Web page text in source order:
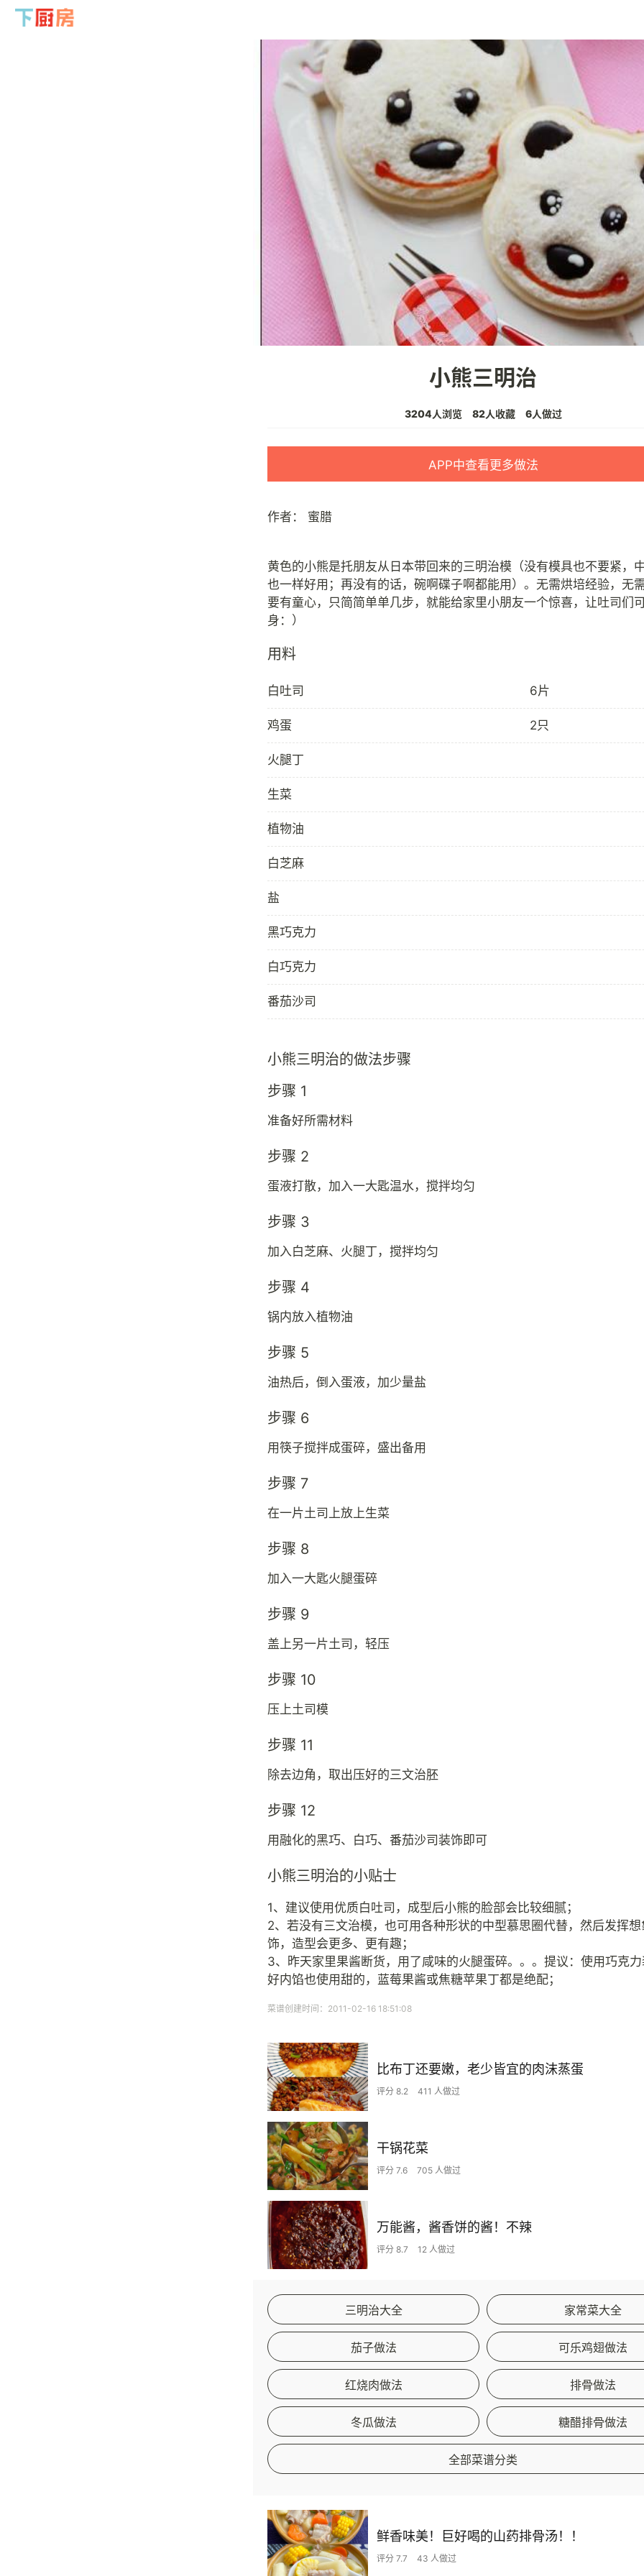
小熊三明治
3204人浏览 82人收藏 6人做过
APP中查看更多做法
作者： 蜜腊
黄色的小熊是托朋友从日本带回来的三明治模（没有模具也不要紧，
也一样好用；再没有的话，碗啊碟子啊都能用）。无需烘培经验，无
要有童心，只简简单单几步，就能给家里小朋友一个惊喜，让吐司们
用料
白吐司 6片
鸡蛋 2只
火腿丁
生菜
植物油
白芝麻
盐
黑巧克力
白巧克力
番茄沙司
小熊三明治的做法步骤
步骤 1
准备好所需材料
步骤 2
蛋液打散，加入一大匙温水，搅拌均匀
步骤 3
加入白芝麻、火腿丁，搅拌均匀
步骤 4
锅内放入植物油
步骤 5
油热后，倒入蛋液，加少量盐
步骤 6
用筷子搅拌成蛋碎，盛出备用
步骤 7
在一片土司上放上生菜
步骤 8
加入一大匙火腿蛋碎
步骤 9
盖上另一片土司，轻压
步骤 10
压上土司模
步骤 11
除去边角，取出压好的三文治胚
步骤 12
用融化的黑巧、白巧、番茄沙司装饰即可
小熊三明治的小贴士
1、建议使用优质白吐司，成型后小熊的脸部会比较细腻；
2、若没有三文治模，也可用各种形状的中型慕思圈代替，然后发挥
饰，造型会更多、更有趣；
3、昨天家里果酱断货，用了咸味的火腿蛋碎。。。提议：使用巧克
好内馅也使用甜的，蓝莓果酱或焦糖苹果丁都是绝配；
菜谱创建时间：2011-02-16 18:51:08
比布丁还要嫩，老少皆宜的肉沫蒸蛋
评分 8.2 411 人做过
干锅花菜
评分 7.6 705 人做过
万能酱，酱香饼的酱！不辣
评分 8.7 12 人做过
三明治大全 家常菜大全
茄子做法 可乐鸡翅做法
红烧肉做法 排骨做法
冬瓜做法 糖醋排骨做法
全部菜谱分类
鲜香味美！巨好喝的山药排骨汤！！
评分 7.7 43 人做过